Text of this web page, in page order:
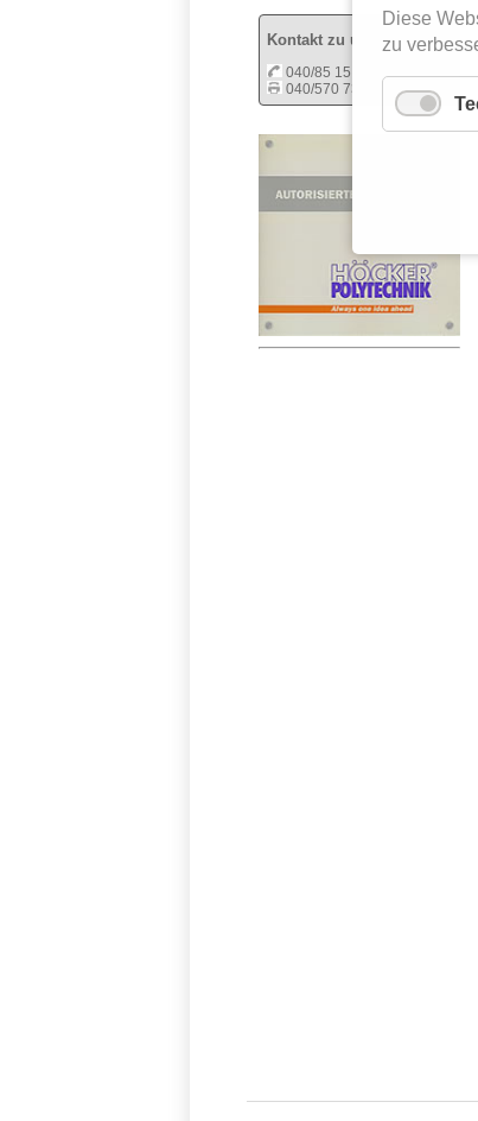
Kontakt zu uns
040/85 15 98 31
040/570 73 49
Diese
zu